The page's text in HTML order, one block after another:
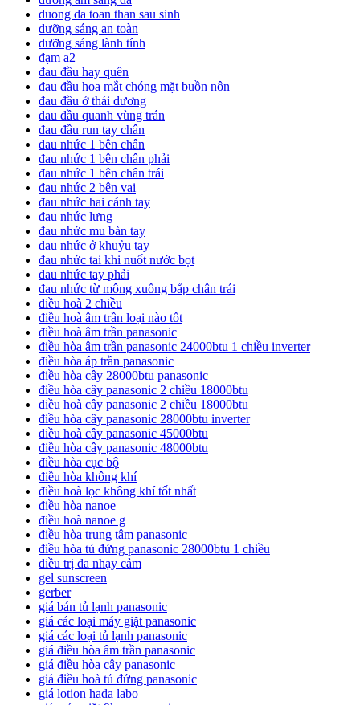
duong da toan than sau sinh
dưỡng sáng an toàn
dưỡng sáng lành tính
đạm a2
đau đầu hay quên
đau đầu hoa mắt chóng mặt buồn nôn
đau đầu ở thái dương
đau đầu quanh vùng trán
đau đầu run tay chân
đau nhức 1 bên chân
đau nhức 1 bên chân phải
đau nhức 1 bên chân trái
đau nhức 2 bên vai
đau nhức hai cánh tay
đau nhức lưng
đau nhức mu bàn tay
đau nhức ở khuỷu tay
đau nhức tai khi nuốt nước bọt
đau nhức tay phải
đau nhức từ mông xuống bắp chân trái
điều hoà 2 chiều
điều hoà âm trần loại nào tốt
điều hoà âm trần panasonic
điều hòa âm trần panasonic 24000btu 1 chiều inverter
điều hòa áp trần panasonic
điều hòa cây 28000btu panasonic
điều hòa cây panasonic 2 chiều 18000btu
điều hoà cây panasonic 2 chiều 18000btu
điều hòa cây panasonic 28000btu inverter
điều hoà cây panasonic 45000btu
điều hòa cây panasonic 48000btu
điều hòa cục bộ
điều hòa không khí
điều hoà lọc không khí tốt nhất
điều hòa nanoe
điều hoà nanoe g
điều hòa trung tâm panasonic
điều hòa tủ đứng panasonic 28000btu 1 chiều
điều trị da nhạy cảm
gel sunscreen
gerber
giá bán tủ lạnh panasonic
giá các loại máy giặt panasonic
giá các loại tủ lạnh panasonic
giá điều hòa âm trần panasonic
giá điều hòa cây panasonic
giá điều hoà tủ đứng panasonic
giá lotion hada labo